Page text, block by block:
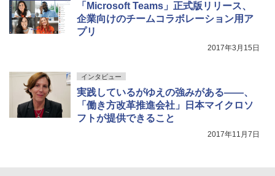
「Microsoft Teams」正式版リリース、
企業向けのチームコラボレーション用ア
プリ
2017年3月15日
インタビュー
実践しているがゆえの強みがある――、
「働き方改革推進会社」日本マイクロソ
フトが提供できること
2017年11月7日